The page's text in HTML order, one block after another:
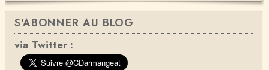
S'ABONNER AU BLOG
via Twitter :